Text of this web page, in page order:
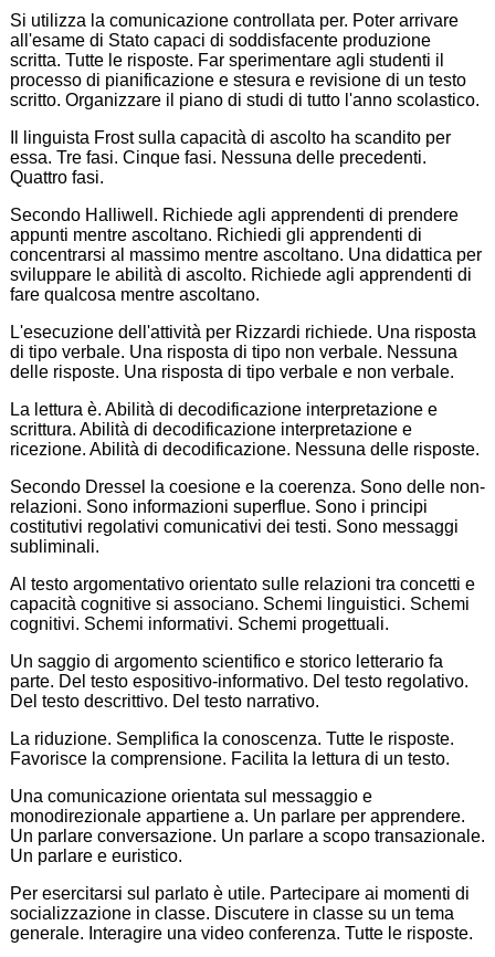
Si utilizza la comunicazione controllata per. Poter arrivare
all'esame di Stato capaci di soddisfacente produzione
scritta. Tutte le risposte. Far sperimentare agli studenti il
processo di pianificazione e stesura e revisione di un testo
scritto. Organizzare il piano di studi di tutto l'anno scolastico.
Il linguista Frost sulla capacità di ascolto ha scandito per
essa. Tre fasi. Cinque fasi. Nessuna delle precedenti.
Quattro fasi.
Secondo Halliwell. Richiede agli apprendenti di prendere
appunti mentre ascoltano. Richiedi gli apprendenti di
concentrarsi al massimo mentre ascoltano. Una didattica per
sviluppare le abilità di ascolto. Richiede agli apprendenti di
fare qualcosa mentre ascoltano.
L'esecuzione dell'attività per Rizzardi richiede. Una risposta
di tipo verbale. Una risposta di tipo non verbale. Nessuna
delle risposte. Una risposta di tipo verbale e non verbale.
La lettura è. Abilità di decodificazione interpretazione e
scrittura. Abilità di decodificazione interpretazione e
ricezione. Abilità di decodificazione. Nessuna delle risposte.
Secondo Dressel la coesione e la coerenza. Sono delle non-
relazioni. Sono informazioni superflue. Sono i principi
costitutivi regolativi comunicativi dei testi. Sono messaggi
subliminali.
Al testo argomentativo orientato sulle relazioni tra concetti e
capacità cognitive si associano. Schemi linguistici. Schemi
cognitivi. Schemi informativi. Schemi progettuali.
Un saggio di argomento scientifico e storico letterario fa
parte. Del testo espositivo-informativo. Del testo regolativo.
Del testo descrittivo. Del testo narrativo.
La riduzione. Semplifica la conoscenza. Tutte le risposte.
Favorisce la comprensione. Facilita la lettura di un testo.
Una comunicazione orientata sul messaggio e
monodirezionale appartiene a. Un parlare per apprendere.
Un parlare conversazione. Un parlare a scopo transazionale.
Un parlare e euristico.
Per esercitarsi sul parlato è utile. Partecipare ai momenti di
socializzazione in classe. Discutere in classe su un tema
generale. Interagire una video conferenza. Tutte le risposte.